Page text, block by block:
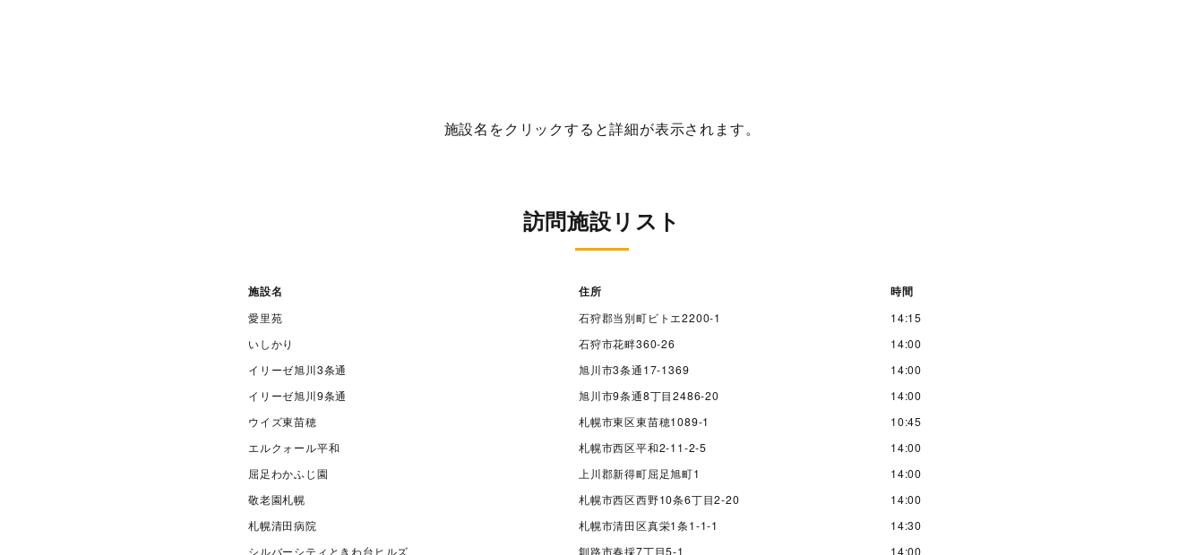
施設名をクリックすると詳細が表示されます。
訪問施設リスト
施設名 住所 時間
愛里苑 石狩郡当別町ビトエ2200-1
14:15
いしかり
石狩市花畔360-26
14:00
イリーゼ旭川3条通
旭川市3条通17-1369
14:00
イリーゼ旭川9条通
旭川市9条通8丁目2486-20
14:00
ウイズ東苗穂
札幌市東区東苗穂1089-1
10:45
エルクォール平和
札幌市西区平和2-11-2-5
14:00
屈足わかふじ園
上川郡新得町屈足旭町1
14:00
敬老園札幌
札幌市西区西野10条6丁目2-20
14:00
札幌清田病院
札幌市清田区真栄1条1-1-1
14:30
シルバーシティときわ台ヒルズ
釧路市春採7丁目5-1 14:00